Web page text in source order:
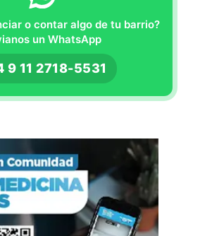
o contar algo de tu barrio?
un WhatsApp
9 11 2718-5531